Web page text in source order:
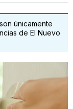
únicamente
de El Nuevo